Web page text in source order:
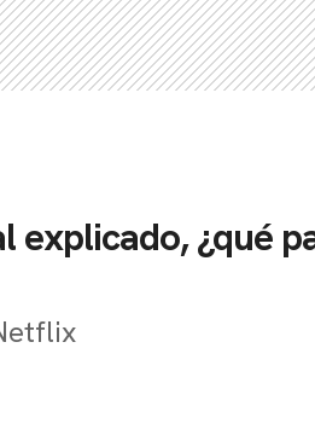
explicado, ¿qué